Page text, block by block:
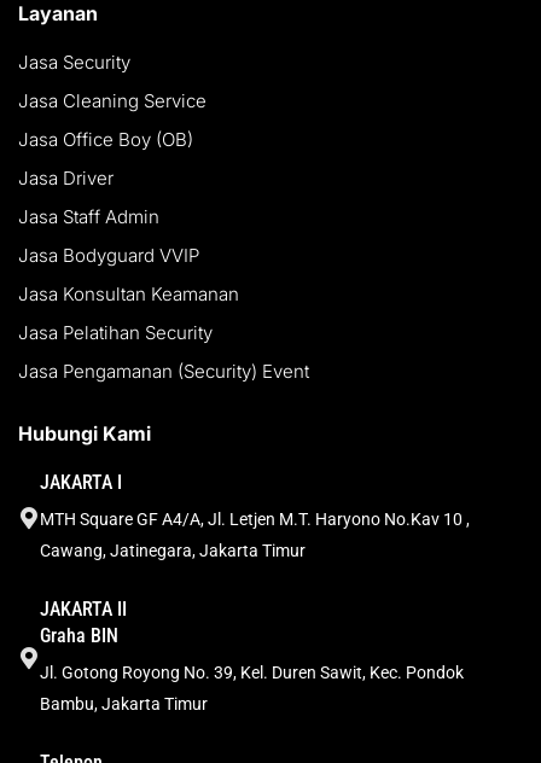
Layanan
Jasa Security
Jasa Cleaning Service
Jasa Office Boy (OB)
Jasa Driver
Jasa Staff Admin
Jasa Bodyguard VVIP
Jasa Konsultan Keamanan
Jasa Pelatihan Security
Jasa Pengamanan (Security) Event
Hubungi Kami
JAKARTA I
MTH Square GF A4/A, Jl. Letjen M.T. Haryono No.Kav 10 ,
Cawang, Jatinegara, Jakarta Timur
JAKARTA II
Graha BIN
Jl. Gotong Royong No. 39, Kel. Duren Sawit, Kec. Pondok
Bambu, Jakarta Timur